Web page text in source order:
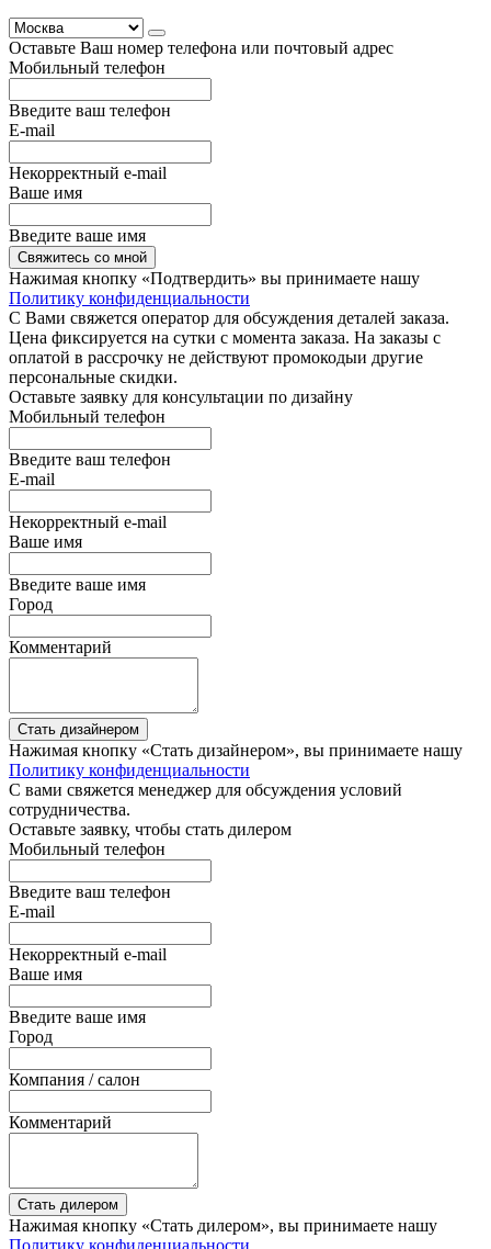
Оставьте Ваш номер телефона или почтовый адрес
Мобильный телефон
Введите ваш телефон
E-mail
Некорректный e-mail
Ваше имя
Введите ваше имя
Свяжитесь со мной
Нажимая кнопку «Подтвердить» вы принимаете нашу
Политику конфиденциальности
С Вами свяжется оператор для обсуждения деталей заказа.
Цена фиксируется на сутки с момента заказа. На заказы с
оплатой в рассрочку не действуют промокодыи другие
персональные скидки.
Оставьте заявку для консультации по дизайну
Мобильный телефон
Введите ваш телефон
E-mail
Некорректный e-mail
Ваше имя
Введите ваше имя
Город
Комментарий
Стать дизайнером
Нажимая кнопку «Стать дизайнером», вы принимаете нашу
Политику конфиденциальности
С вами свяжется менеджер для обсуждения условий
сотрудничества.
Оставьте заявку, чтобы стать дилером
Мобильный телефон
Введите ваш телефон
E-mail
Некорректный e-mail
Ваше имя
Введите ваше имя
Город
Компания / салон
Комментарий
Стать дилером
Нажимая кнопку «Стать дилером», вы принимаете нашу
Политику конфиденциальности